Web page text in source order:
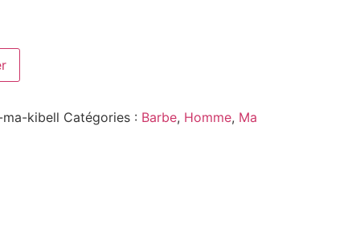
kibell Catégories : Barbe, Homme, Ma